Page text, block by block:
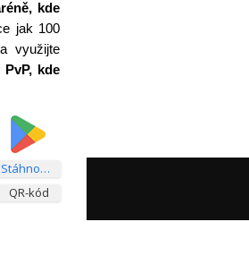
kde
jak 100
využijte
kde
Stáhnout aplikaci
QR-kód